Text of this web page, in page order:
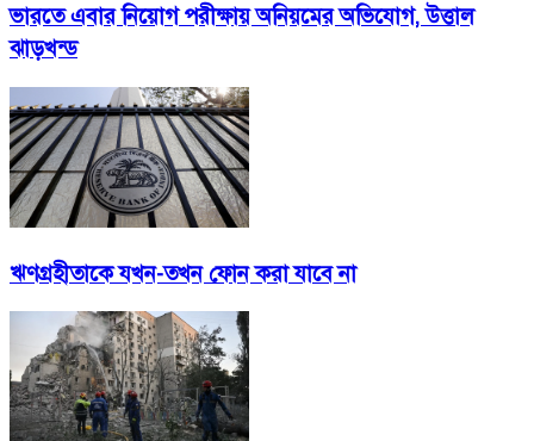
ভারতে এবার নিয়োগ পরীক্ষায় অনিয়মের অভিযোগ, উত্তাল
ঝাড়খন্ড
ঋণগ্রহীতাকে যখন-তখন ফোন করা যাবে না